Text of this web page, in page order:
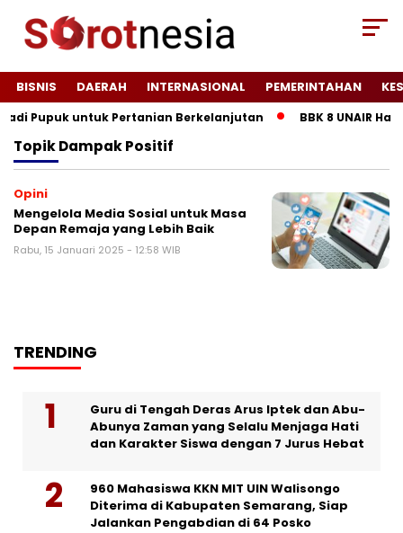
BISNIS DAERAH INTERNASIONAL PEMERINTAHAN
Pupuk untuk Pertanian Berkelanjutan BBK 8 UNAIR
TopikDampak Positif
Opini
Mengelola Media Sosial untuk Masa
Depan Remaja yang Lebih Baik
Rabu, 15 Januari 2025 - 12:58 WIB
TRENDING
Guru di Tengah Deras Arus Iptek dan Abu-
Abunya Zaman yang Selalu Menjaga Hati
dan Karakter Siswa dengan 7 Jurus Hebat
960 Mahasiswa KKN MIT UIN Walisongo
Diterima di Kabupaten Semarang, Siap
Jalankan Pengabdian di 64 Posko